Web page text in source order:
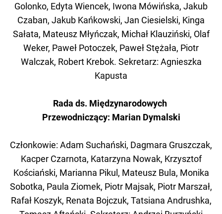
Golonko, Edyta Wiencek, Iwona Mówińska, Jakub
Czaban, Jakub Kańkowski, Jan Ciesielski, Kinga
Sałata, Mateusz Młyńczak, Michał Klauziński, Olaf
Weker, Paweł Potoczek, Paweł Stężała, Piotr
Walczak, Robert Krebok. Sekretarz: Agnieszka
Kapusta
Rada ds. Międzynarodowych
Przewodniczący: Marian Dymalski
Członkowie: Adam Suchański, Dagmara Gruszczak,
Kacper Czarnota, Katarzyna Nowak, Krzysztof
Kościański, Marianna Pikul, Mateusz Bula, Monika
Sobotka, Paula Ziomek, Piotr Majsak, Piotr Marszał,
Rafał Koszyk, Renata Bojczuk, Tatsiana Andrushka,